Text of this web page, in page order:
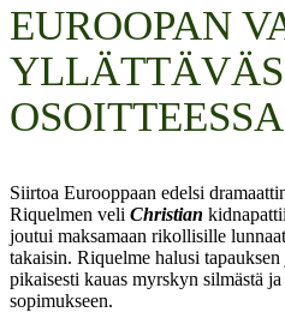
EUROOPAN
OSOITTEESSA
Siirtoa Eurooppaan edelsi
Riquelmen veli Christian
joutui maksamaan rikollisille
takaisin. Riquelme halusi
pikaisesti kauas myrskyn silmästä
sopimukseen.